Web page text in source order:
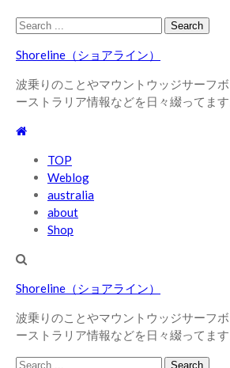
Skip
navigation
Skip
content
Search
Shoreline（ショアライン）
波乗りのことやマウントウッジサーフ
ーストラリア情報などを日々綴ってます
TOP
Weblog
australia
about
Shop
Shoreline（ショアライン）
波乗りのことやマウントウッジサーフ
ーストラリア情報などを日々綴ってます
Search